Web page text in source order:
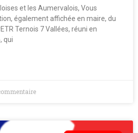
et les Aumervalois, Vous
également affichée en maire, du
Ternois 7 Vallées, réuni en
qui